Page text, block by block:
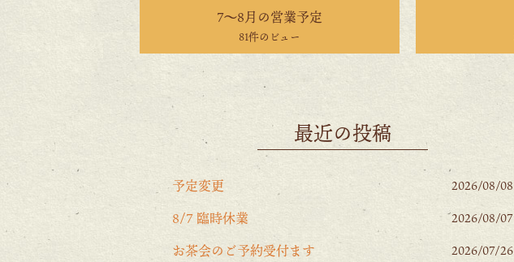
7〜8月の営業予定
81件のビュー
最近の投稿
予定変更 2026/08/08
8/7 臨時休業 2026/08/07
お茶会のご予約受付ます 2026/07/26